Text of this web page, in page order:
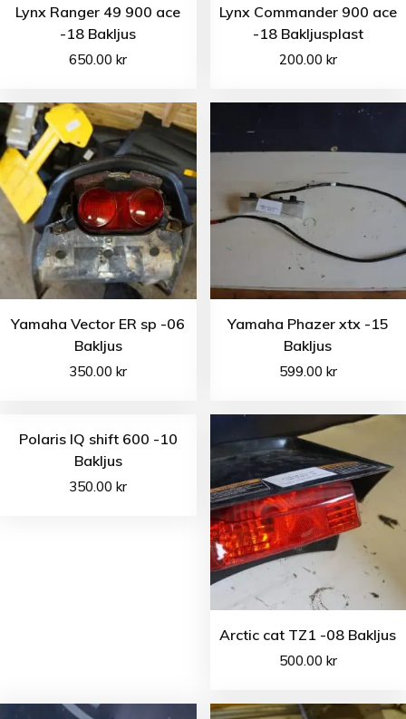
Lynx Ranger 49 900 ace
-18 Bakljus
650.00kr
Lynx Commander 900 ace
-18 Bakljusplast
200.00 kr
Yamaha Vector ER sp -06
Bakljus
350.00kr
Yamaha Phazer xtx -15
Bakljus
599.00 kr
Polaris IQ shift 600 -10
Bakljus
350.00kr
Arctic cat TZ1 -08 Bakljus
500.00 kr